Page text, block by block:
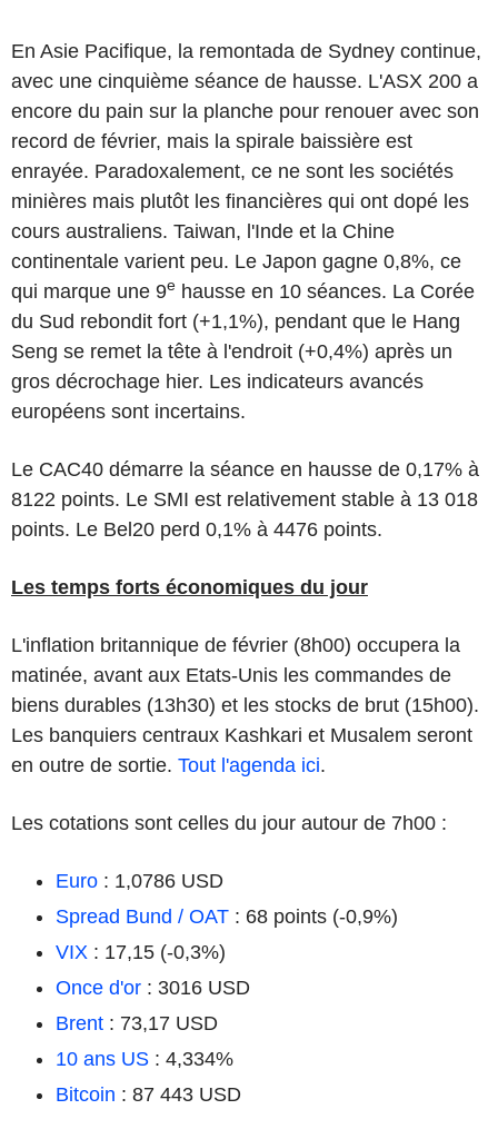
En Asie Pacifique, la remontada de Sydney continue,
avec une cinquième séance de hausse. L'ASX 200 a
encore du pain sur la planche pour renouer avec son
record de février, mais la spirale baissière est
enrayée. Paradoxalement, ce ne sont les sociétés
minières mais plutôt les financières qui ont dopé les
cours australiens. Taiwan, l'Inde et la Chine
continentale varient peu. Le Japon gagne 0,8%, ce
qui marque une 9e hausse en 10 séances. La Corée
du Sud rebondit fort (+1,1%), pendant que le Hang
Seng se remet la tête à l'endroit (+0,4%) après un
gros décrochage hier. Les indicateurs avancés
européens sont incertains.
Le CAC40 démarre la séance en hausse de 0,17% à
8122 points. Le SMI est relativement stable à 13 018
points. Le Bel20 perd 0,1% à 4476 points.
Les temps forts économiques du jour
L'inflation britannique de février (8h00) occupera la
matinée, avant aux Etats-Unis les commandes de
biens durables (13h30) et les stocks de brut (15h00).
Les banquiers centraux Kashkari et Musalem seront
en outre de sortie. Tout l'agenda ici.
Les cotations sont celles du jour autour de 7h00 :
Euro : 1,0786 USD
Spread Bund / OAT : 68 points (-0,9%)
VIX : 17,15 (-0,3%)
Once d'or : 3016 USD
Brent : 73,17 USD
10 ans US : 4,334%
Bitcoin : 87 443 USD